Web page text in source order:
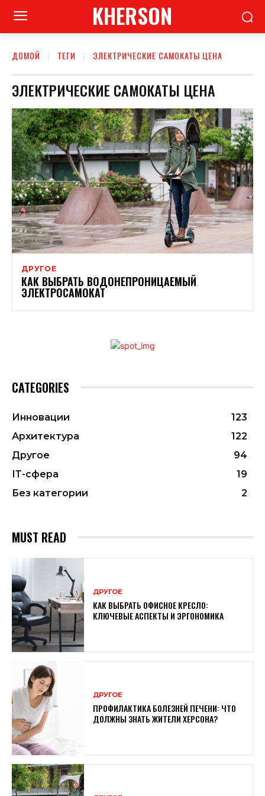
KHERSON
ДОМОЙ ТЕГИ ЭЛЕКТРИЧЕСКИЕ САМОКАТЫ ЦЕНА
ЭЛЕКТРИЧЕСКИЕ САМОКАТЫ ЦЕНА
ДРУГОЕ
КАК ВЫБРАТЬ ВОДОНЕПРОНИЦАЕМЫЙ
ЭЛЕКТРОСАМОКАТ
CATEGORIES
Инновации
123
Архитектура
122
Другое
94
ІТ-сфера
19
Без категории
2
MUST READ
ДРУГОЕ
КАК ВЫБРАТЬ ОФИСНОЕ КРЕСЛО:
КЛЮЧЕВЫЕ АСПЕКТЫ И ЭРГОНОМИКА
ДРУГОЕ
ПРОФИЛАКТИКА БОЛЕЗНЕЙ ПЕЧЕНИ: ЧТО
ДОЛЖНЫ ЗНАТЬ ЖИТЕЛИ ХЕРСОНА?